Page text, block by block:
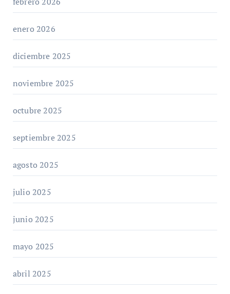
enero 2026
diciembre 2025
noviembre 2025
octubre 2025
septiembre 2025
agosto 2025
julio 2025
junio 2025
mayo 2025
abril 2025